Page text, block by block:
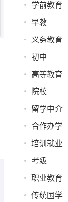
学前教育
早教
义务教育
初中
高等教育
院校
留学中介
合作办学
培训就业
考级
职业教育
传统国学